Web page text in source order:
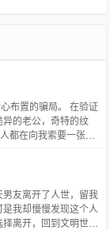
布置的骗局。 在验证
的老公，奇特的纹
都在向我索要一张致
量找寻真正的自己开
友离开了人世，留我
我却慢慢发现这个人
离开，回到文明世